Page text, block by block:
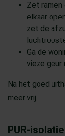
Zet ramen
elkaar
zet de
Ga de
vieze geur
Na het goed
meer vrij.
PUR-